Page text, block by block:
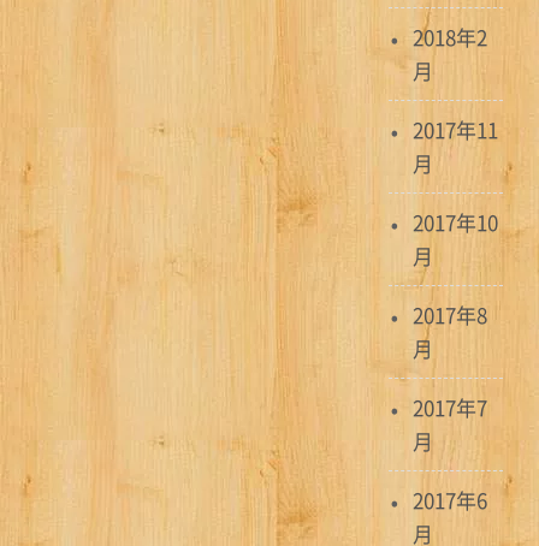
2018年2
月
2017年11
月
2017年10
月
2017年8
月
2017年7
月
2017年6
月